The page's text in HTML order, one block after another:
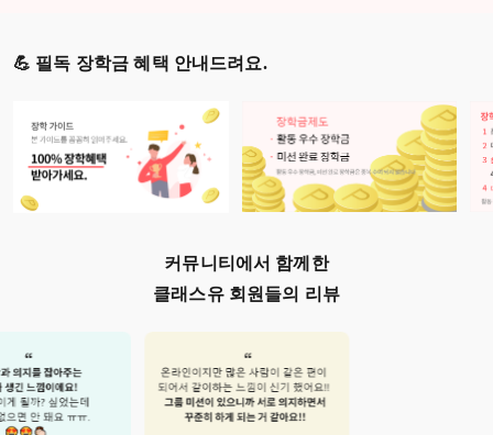
💪 필독 장학금 혜택 안내드려요.
커뮤니티에서 함께한
클래스유 회원들의 리뷰